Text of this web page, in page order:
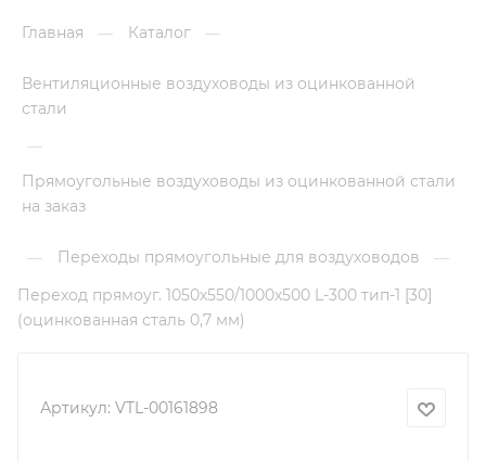
Главная — Каталог —
Вентиляционные воздуховоды из оцинкованной
стали
—
Прямоугольные воздуховоды из оцинкованной стали
на заказ
— Переходы прямоугольные для воздуховодов
—
Переход прямоуг. 1050х550/1000х500 L-300 тип-1 [30]
(оцинкованная сталь 0,7 мм)
Артикул: VTL-00161898